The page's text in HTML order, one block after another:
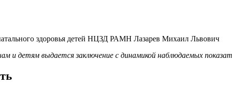
здоровья детей НЦЗД РАМН Лазарев Михаил Львович
и детям выдается заключение с динамикой наблюдаемых